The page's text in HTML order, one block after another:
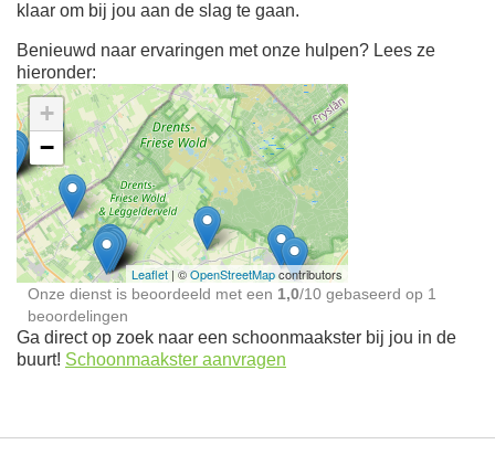
klaar om bij jou aan de slag te gaan.
Benieuwd naar ervaringen met onze hulpen? Lees ze
hieronder:
Ontdek meer ervaringen
Schoonmaakster bij
jou in de buurt
+
−
Leaflet | ©OpenStreetMapcontributors
Onze dienst is beoordeeld met een 1,0/10 gebaseerd op 1
beoordelingen
Ga direct op zoek naar een schoonmaakster bij jou in de
buurt! Schoonmaakster aanvragen